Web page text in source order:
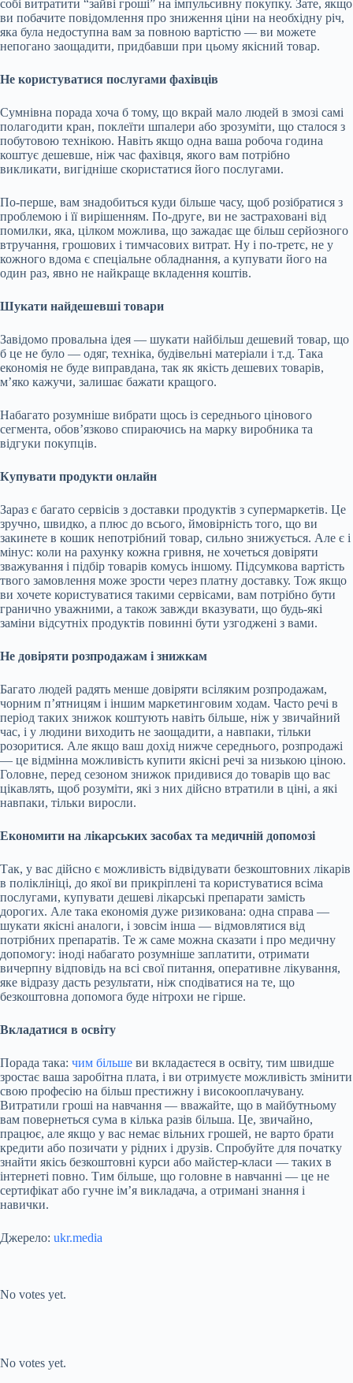
собі витратити “зайві гроші” на імпульсивну покупку. Зате, якщо
ви побачите повідомлення про зниження ціни на необхідну річ,
яка була недоступна вам за повною вартістю — ви можете
непогано заощадити, придбавши при цьому якісний товар.
Не користуватися послугами фахівців
Сумнівна порада хоча б тому, що вкрай мало людей в змозі самі
полагодити кран, поклеїти шпалери або зрозуміти, що сталося з
побутовою технікою. Навіть якщо одна ваша робоча година
коштує дешевше, ніж час фахівця, якого вам потрібно
викликати, вигідніше скористатися його послугами.
По-перше, вам знадобиться куди більше часу, щоб розібратися з
проблемою і її вирішенням. По-друге, ви не застраховані від
помилки, яка, цілком можлива, що зажадає ще більш серйозного
втручання, грошових і тимчасових витрат. Ну і по-третє, не у
кожного вдома є спеціальне обладнання, а купувати його на
один раз, явно не найкраще вкладення коштів.
Шукати найдешевші товари
Завідомо провальна ідея — шукати найбільш дешевий товар, що
б це не було — одяг, техніка, будівельні матеріали і т.д. Така
економія не буде виправдана, так як якість дешевих товарів,
м’яко кажучи, залишає бажати кращого.
Набагато розумніше вибрати щось із середнього цінового
сегмента, обов’язково спираючись на марку виробника та
відгуки покупців.
Купувати продукти онлайн
Зараз є багато сервісів з доставки продуктів з супермаркетів. Це
зручно, швидко, а плюс до всього, ймовірність того, що ви
закинете в кошик непотрібний товар, сильно знижується. Але є і
мінус: коли на рахунку кожна гривня, не хочеться довіряти
зважування і підбір товарів комусь іншому. Підсумкова вартість
твого замовлення може зрости через платну доставку. Тож якщо
ви хочете користуватися такими сервісами, вам потрібно бути
гранично уважними, а також завжди вказувати, що будь-які
заміни відсутніх продуктів повинні бути узгоджені з вами.
Не довіряти розпродажам і знижкам
Багато людей радять менше довіряти всіляким розпродажам,
чорним п’ятницям і іншим маркетинговим ходам. Часто речі в
період таких знижок коштують навіть більше, ніж у звичайний
час, і у людини виходить не заощадити, а навпаки, тільки
розоритися. Але якщо ваш дохід нижче середнього, розпродажі
— це відмінна можливість купити якісні речі за низькою ціною.
Головне, перед сезоном знижок придивися до товарів що вас
цікавлять, щоб розуміти, які з них дійсно втратили в ціні, а які
навпаки, тільки виросли.
Економити на лікарських засобах та медичній допомозі
Так, у вас дійсно є можливість відвідувати безкоштовних лікарів
в поліклініці, до якої ви прикріплені та користуватися всіма
послугами, купувати дешеві лікарські препарати замість
дорогих. Але така економія дуже ризикована: одна справа —
шукати якісні аналоги, і зовсім інша — відмовлятися від
потрібних препаратів. Те ж саме можна сказати і про медичну
допомогу: іноді набагато розумніше заплатити, отримати
вичерпну відповідь на всі свої питання, оперативне лікування,
яке відразу дасть результати, ніж сподіватися на те, що
безкоштовна допомога буде нітрохи не гірше.
Вкладатися в освіту
Порада така: чим більше ви вкладаєтеся в освіту, тим швидше
зростає ваша заробітна плата, і ви отримуєте можливість змінити
свою професію на більш престижну і високооплачувану.
Витратили гроші на навчання — вважайте, що в майбутньому
вам повернеться сума в кілька разів більша. Це, звичайно,
працює, але якщо у вас немає вільних грошей, не варто брати
кредити або позичати у рідних і друзів. Спробуйте для початку
знайти якісь безкоштовні курси або майстер-класи — таких в
інтернеті повно. Тим більше, що головне в навчанні — це не
сертифікат або гучне ім’я викладача, а отримані знання і
навички.
Джерело: ukr.media
No votes yet.
No votes yet.